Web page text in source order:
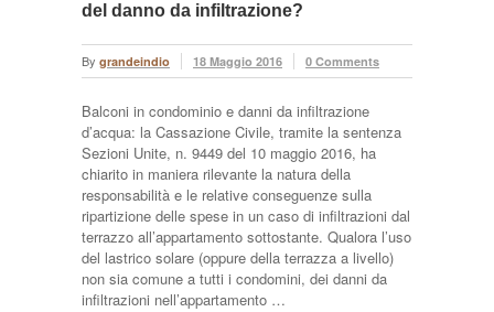
del danno da infiltrazione?
By grandeindio 18 Maggio 2016 0 Comments
Balconi in condominio e danni da infiltrazione
d’acqua: la Cassazione Civile, tramite la sentenza
Sezioni Unite, n. 9449 del 10 maggio 2016, ha
chiarito in maniera rilevante la natura della
responsabilità e le relative conseguenze sulla
ripartizione delle spese in un caso di infiltrazioni dal
terrazzo all’appartamento sottostante. Qualora l’uso
del lastrico solare (oppure della terrazza a livello)
non sia comune a tutti i condomini, dei danni da
infiltrazioni nell’appartamento …